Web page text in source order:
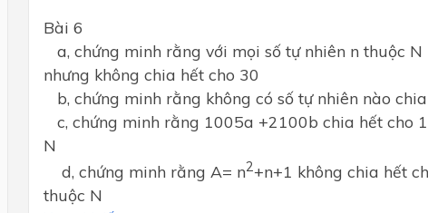
Bài 6
a, chứng minh rằng với mọi số tự nhiên n thuộc
nhưng không chia hết cho 30
b, chứng minh rằng không có số tự nhiên nào
c, chứng minh rằng 1005a +2100b chia hết cho
N
d, chứng minh rằng A= n2+n+1 không chia hết
thuộc N